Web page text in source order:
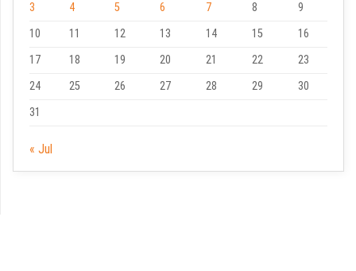
3
4 5 6 7 8
9
10
11 12 13 14 15
16
17
18 19 20 21 22
23
24
25 26 27 28 29
30
31
« Jul